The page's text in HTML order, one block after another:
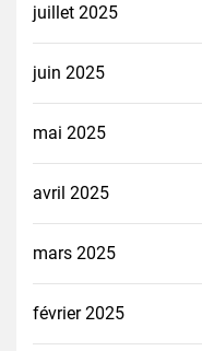
juillet 2025
juin 2025
mai 2025
avril 2025
mars 2025
février 2025